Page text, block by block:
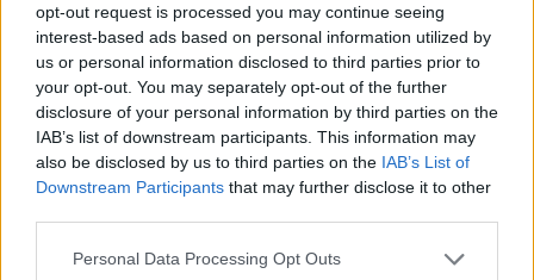
opt-out request is processed you may continue seeing
interest-based ads based on personal information utilized by
us or personal information disclosed to third parties prior to
your opt-out. You may separately opt-out of the further
disclosure of your personal information by third parties on the
IAB’s list of downstream participants. This information may
also be disclosed by us to third parties on the IAB’s List of
Downstream Participants that may further disclose it to other
Personal Data Processing Opt Outs
Hasznos
Impresszum
Szerzői jogok
Adatvédelmi tájékoztató
Cookie-kezelési tájékoztató
Nyomtatott lapjaink archívuma